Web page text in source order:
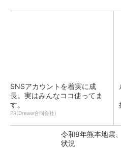
SNSアカウントを着実に成
長。実はみんなココ使ってま
す。
PR(Dreaw合同会社)
令和8年熊本地震
状況